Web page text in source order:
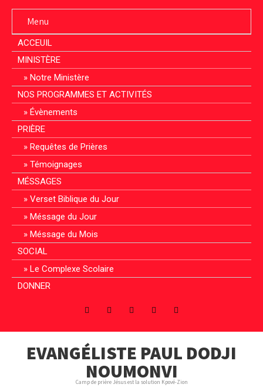
Menu
ACCEUIL
MINISTÈRE
Notre Ministère
NOS PROGRAMMES ET ACTIVITÉS
Évènements
PRIÈRE
Requêtes de Prières
Témoignages
MÉSSAGES
Verset Biblique du Jour
Méssage du Jour
Méssage du Mois
SOCIAL
Le Complexe Scolaire
DONNER
EVANGÉLISTE PAUL DODJI
NOUMONVI
Camp de prière Jésus est la solution Kpové-Zion